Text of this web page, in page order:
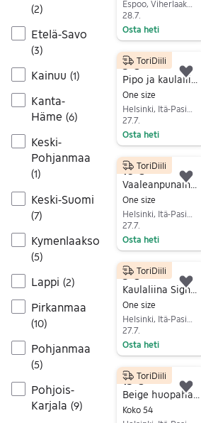
(2)
Etelä-Savo
(3)
Kainuu (1)
Kanta-
Häme (6)
Keski-
Pohjanmaa
(1)
Keski-Suomi
(7)
Kymenlaakso
(5)
Lappi (2)
Pirkanmaa
(10)
Pohjanmaa
(5)
Pohjois-
Karjala (9)
28.7.
Osta heti
5 €
One size
27.7.
Osta heti
ToriDiili
10 €
One size
27.7.
Osta heti
ToriDiili
5 €
One size
27.7.
Osta heti
ToriDiili
15 €
Koko 54
ToriDiili